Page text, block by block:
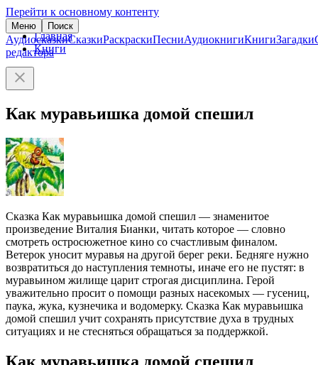
Перейти к основному контенту
Меню Поиск
АудиосказкиСказкиРаскраскиПесниАудиокнигиКнигиЗагадки
редактора
Главная
Книги
Как муравьишка домой спешил
Сказка Как муравьишка домой спешил — знаменитое
произведение Виталия Бианки, читать которое — словно
смотреть остросюжетное кино со счастливым финалом.
Ветерок уносит муравья на другой берег реки. Бедняге нужно
возвратиться до наступления темноты, иначе его не пустят: в
муравьином жилище царит строгая дисциплина. Герой
уважительно просит о помощи разных насекомых — гусениц,
паука, жука, кузнечика и водомерку. Сказка Как муравьишка
домой спешил учит сохранять присутствие духа в трудных
ситуациях и не стесняться обращаться за поддержкой.
Как муравьишка домой спешил